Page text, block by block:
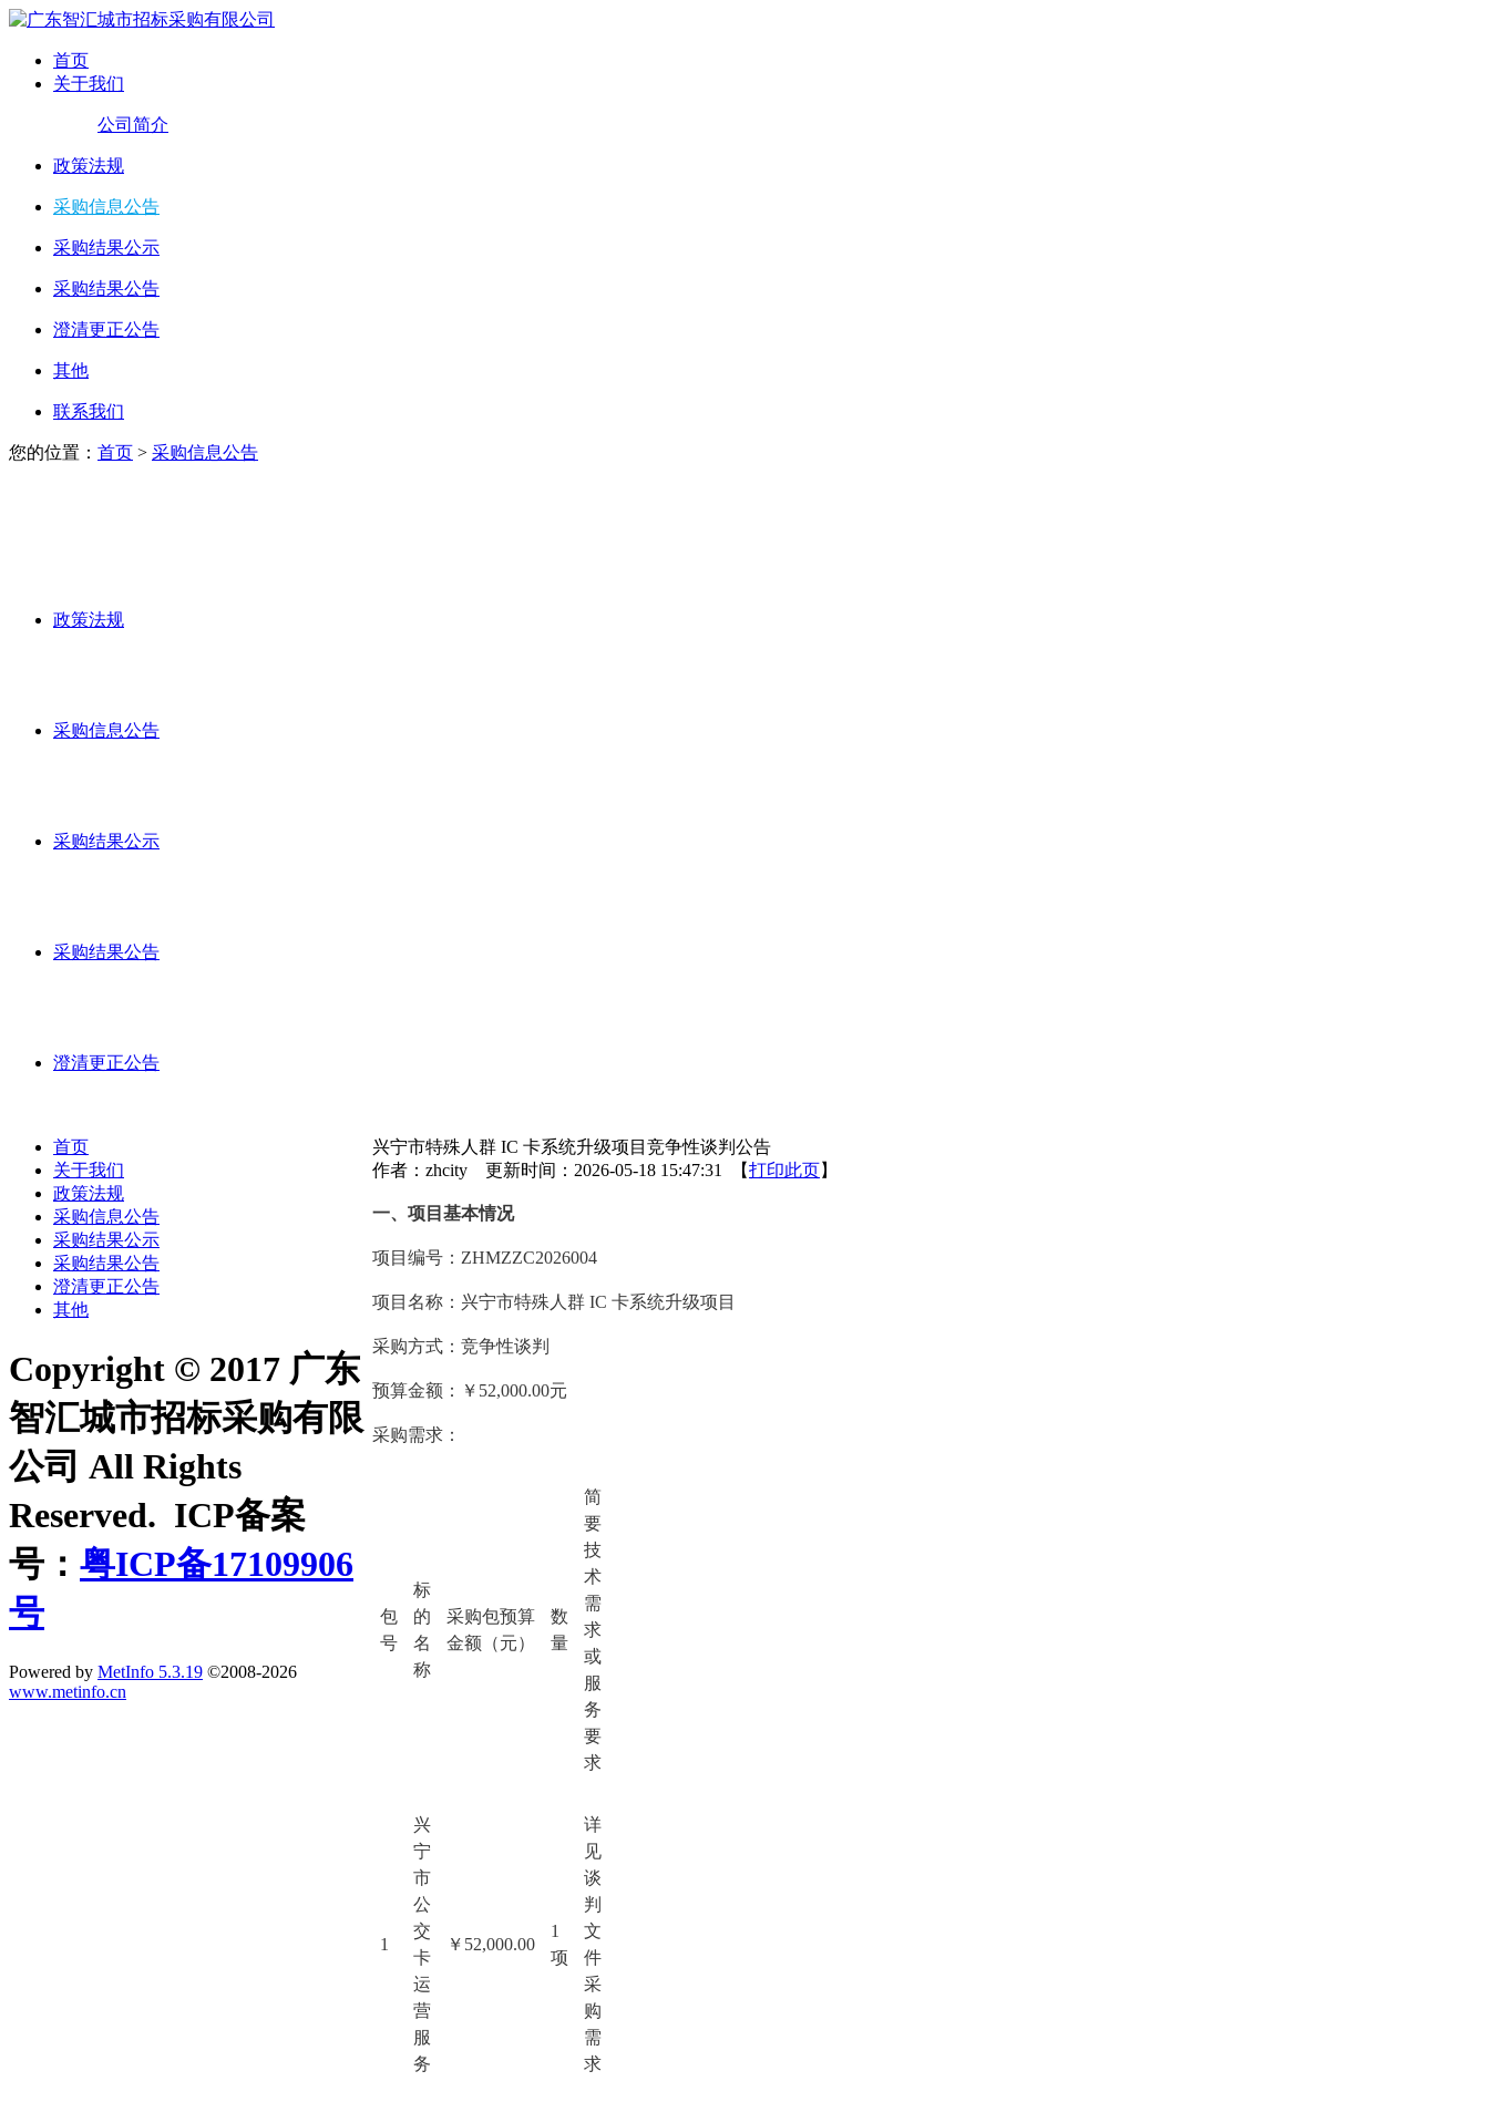
首页
关于我们
公司简介
政策法规
采购信息公告
采购结果公示
采购结果公告
澄清更正公告
其他
联系我们
您的位置： 首页 > 采购信息公告
政策法规
采购信息公告
采购结果公示
采购结果公告
澄清更正公告
兴宁市特殊人群 IC 卡系统升级项目竞争性谈判公告
作者：zhcity 更新时间：2026-05-18 15:47:31 【打印此页】
一、 项目基本情况
项目编号： ZHMZZC2026004
项目名称：兴宁市特殊人群 IC 卡系统升级项目
采购方式：竞争性谈判
预算金额：￥ 52,000.00元
采购需求：
包
号
标
的
名
称
采购包预算
金额（元）
数
量
简
要
技
术
需
求
或
服
务
要
求
1
兴
宁
市
公
交
卡
运
营
服
务
￥ 52,000.00
1
项
详
见
谈
判
文
件
采
购
需
求
首页
关于我们
政策法规
采购信息公告
采购结果公示
采购结果公告
澄清更正公告
其他
Copyright © 2017 广东
智汇城市招标采购有限
公司 All Rights
Reserved. ICP备案
号： 粤ICP备17109906
号
Powered by MetInfo 5.3.19 ©2008-2026
www.metinfo.cn